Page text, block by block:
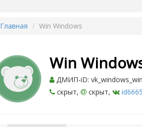
Главная Win Windows
Win
ДМИП-iD:
скрыт,
скрыт,